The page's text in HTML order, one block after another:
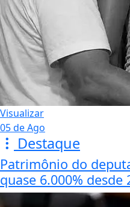
Visualizar
05 de Ago
Destaque
Patrimônio do
quase 6.000% desde